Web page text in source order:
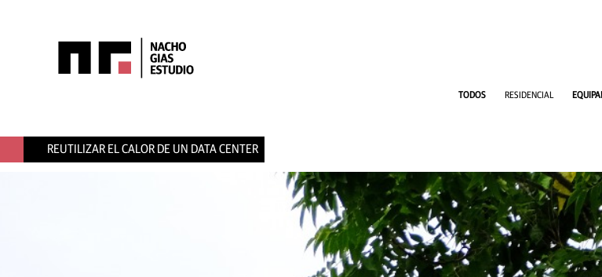
TODOS RESIDENCIAL
REUTILIZAR EL CALOR DE UN DATA CENTER